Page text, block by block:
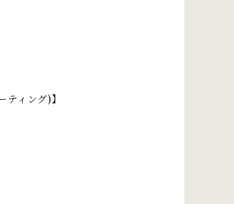
ティング)】